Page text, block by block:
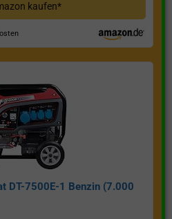
kaufen*
DT-7500E-1 Benzin (7.000